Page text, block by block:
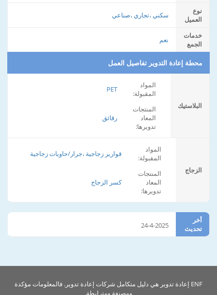
نوع
العميل
سكني ،تجاري ،صناعي
خدمات
الجمع
نعم
محطة إعادة التدوير تفاصيل العمل
البلاستيك
المواد
المقبولة:
PET
المنتجات
المعاد
تدويرها:
رقائق
الزجاج
المواد
المقبولة:
قوارير زجاجية ،جرار/حاويات زجاجية
المنتجات
المعاد
تدويرها:
كسر الزجاج
أخر
تحديث
24-4-2025
ENF إعادة تدوير هي دليل متكامل شركات إعادة تدوير. فالمعلومات مؤكدة
ومصنفة ومترابطة.